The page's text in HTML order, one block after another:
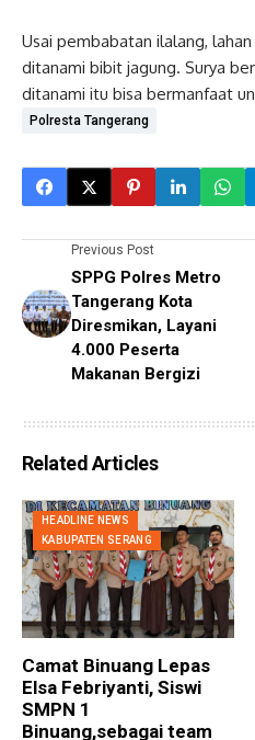
Usai pembabatan ilalang,
ditanami bibit jagung. Surya
ditanami itu bisa bermanfaat
Polresta Tangerang
Previous Post
SPPG Polres Metro
Tangerang Kota
Diresmikan, Layani
4.000 Peserta
Makanan Bergizi
Related Articles
HEADLINE NEWS
KABUPATEN SERANG
Camat Binuang Lepas
Elsa Febriyanti, Siswi
SMPN 1
Binuang,sebagai team